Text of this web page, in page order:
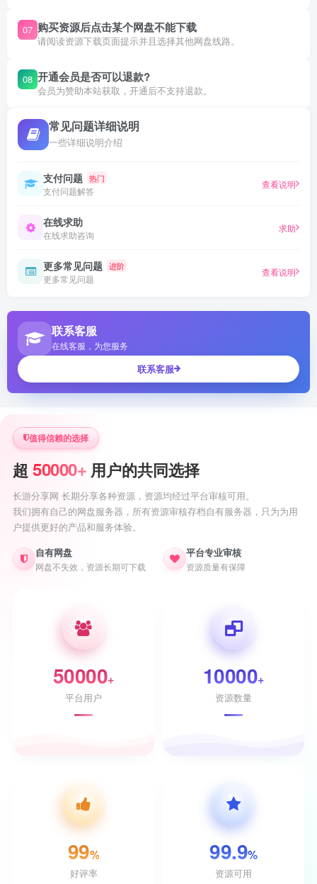
07 购买资源后点击某个网盘不能下载
请阅读资源下载页面提示并且选择其他网盘线路。
08 开通会员是否可以退款?
会员为赞助本站获取，开通后不支持退款。
常见问题详细说明
一些详细说明介绍
支付问题 热门
支付问题解答
查看说明
在线求助
在线求助咨询
求助
更多常见问题 进阶
更多常见问题
查看说明
联系客服
在线客服，为您服务
联系客服
值得信赖的选择
超 50000+ 用户的共同选择
长游分享网 长期分享各种资源，资源均经过平台审核可用。
我们拥有自己的网盘服务器，所有资源审核存档自有服务器，只为为用
户提供更好的产品和服务体验。
自有网盘
网盘不失效，资源长期可下载
平台专业审核
资源质量有保障
50000+
平台用户
10000+
资源数量
99%
好评率
99.9%
资源可用